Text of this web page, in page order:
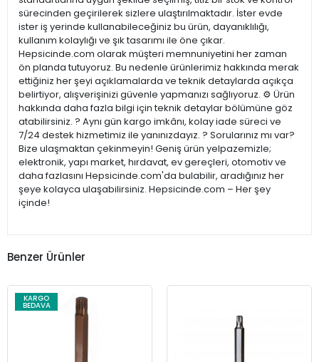
sürecinden geçirilerek sizlere ulaştırılmaktadır. İster evde
ister iş yerinde kullanabileceğiniz bu ürün, dayanıklılığı,
kullanım kolaylığı ve şık tasarımı ile öne çıkar.
Hepsicinde.com olarak müşteri memnuniyetini her zaman
ön planda tutuyoruz. Bu nedenle ürünlerimiz hakkında merak
ettiğiniz her şeyi açıklamalarda ve teknik detaylarda açıkça
belirtiyor, alışverişinizi güvenle yapmanızı sağlıyoruz. ⚙️ Ürün
hakkında daha fazla bilgi için teknik detaylar bölümüne göz
atabilirsiniz. ? Aynı gün kargo imkânı, kolay iade süreci ve
7/24 destek hizmetimiz ile yanınızdayız. ? Sorularınız mı var?
Bize ulaşmaktan çekinmeyin! Geniş ürün yelpazemizle;
elektronik, yapı market, hırdavat, ev gereçleri, otomotiv ve
daha fazlasını Hepsicinde.com'da bulabilir, aradığınız her
şeye kolayca ulaşabilirsiniz. Hepsicinde.com – Her şey
içinde!
Benzer Ürünler
KARGO
BEDAVA